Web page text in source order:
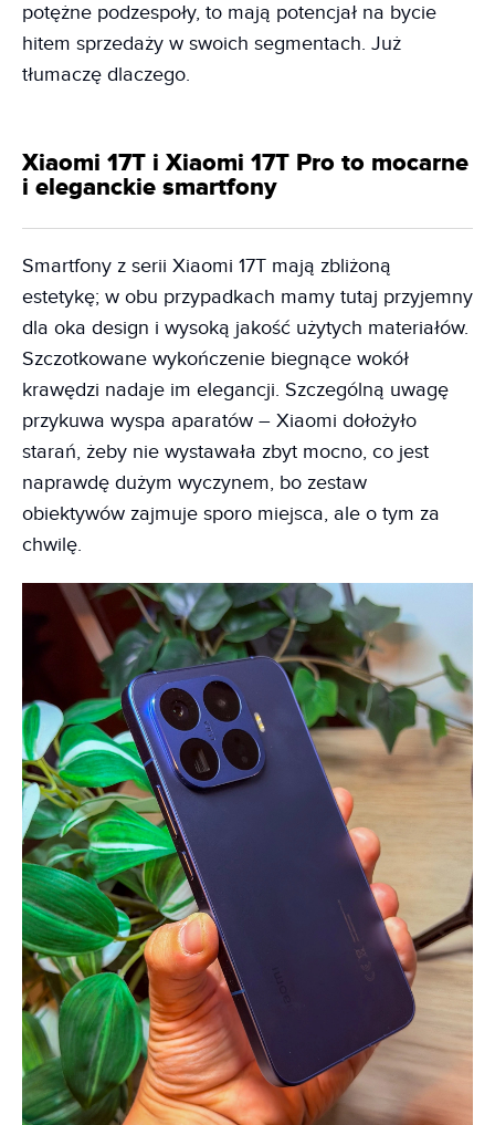
potężne podzespoły, to mają potencjał na bycie
hitem sprzedaży w swoich segmentach. Już
tłumaczę dlaczego.
Xiaomi 17T i Xiaomi 17T Pro to mocarne
i eleganckie smartfony
Smartfony z serii Xiaomi 17T mają zbliżoną
estetykę; w obu przypadkach mamy tutaj przyjemny
dla oka design i wysoką jakość użytych materiałów.
Szczotkowane wykończenie biegnące wokół
krawędzi nadaje im elegancji. Szczególną uwagę
przykuwa wyspa aparatów – Xiaomi dołożyło
starań, żeby nie wystawała zbyt mocno, co jest
naprawdę dużym wyczynem, bo zestaw
obiektywów zajmuje sporo miejsca, ale o tym za
chwilę.